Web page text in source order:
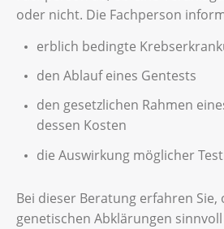
oder nicht. Die Fachperson
erblich bedingte
den Ablauf eines Gentests
den gesetzlichen Rahmen
dessen Kosten
die Auswirkung möglicher
Bei dieser Beratung erfahren Sie,
genetischen Abklärungen